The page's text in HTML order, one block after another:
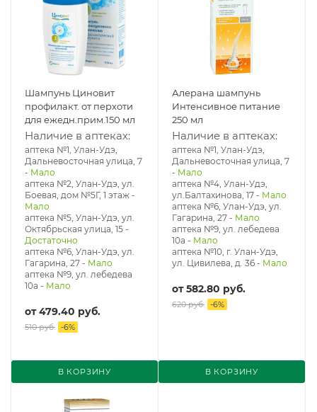
Шампунь Циновит
профилакт. от перхоти
для ежедн.прим.150 мл
Наличие в аптеках:
аптека №1, Улан-Удэ,
Дальневосточная улица, 7
- Мало
аптека №2, Улан-Удэ, ул.
Боевая, дом №5Г, 1 этаж -
Мало
аптека №5, Улан-Удэ, ул. ​
Октябрьская улица, 15 -
Достаточно
аптека №6, Улан-Удэ, ул.
Гагарина, 27 - Мало
аптека №9, ул. лебедева
10а - Мало
от479.40 руб.
510 руб. -6%
В КОРЗИНУ
Алерана шампунь
Интенсивное питание
250 мл
Наличие в аптеках:
аптека №1, Улан-Удэ,
Дальневосточная улица, 7
- Мало
аптека №4, Улан-Удэ,
ул.Балтахинова, 17 - Мало
аптека №6, Улан-Удэ, ул.
Гагарина, 27 - Мало
аптека №9, ул. лебедева
10а - Мало
аптека №10, г. Улан-Удэ,
ул. Цивилева, д. 36 - Мало
от582.80 руб.
620 руб. -6%
В КОРЗИНУ